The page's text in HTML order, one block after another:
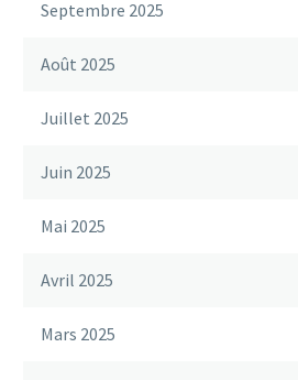
Septembre 2025
Août 2025
Juillet 2025
Juin 2025
Mai 2025
Avril 2025
Mars 2025